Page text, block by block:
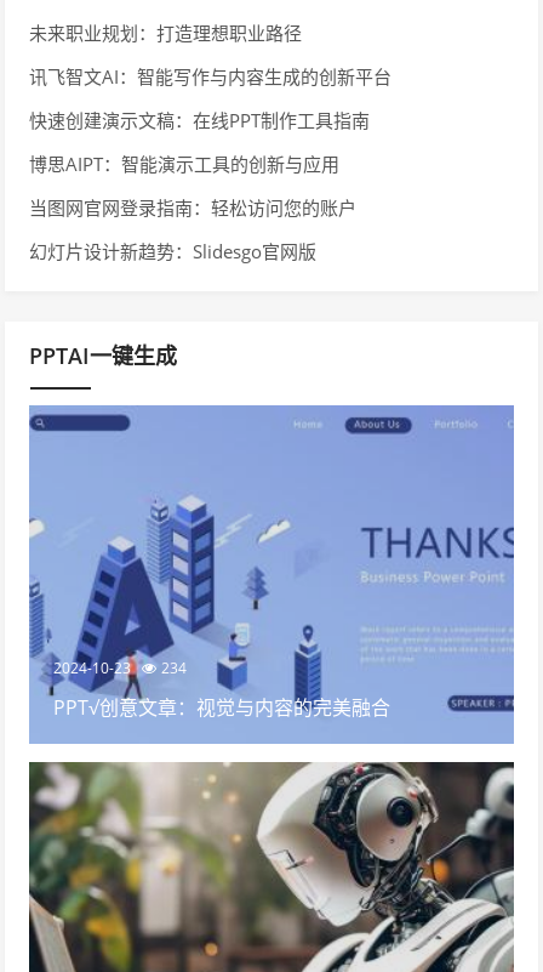
未来职业规划：打造理想职业路径
讯飞智文AI：智能写作与内容生成的创新平台
快速创建演示文稿：在线PPT制作工具指南
博思AIPT：智能演示工具的创新与应用
当图网官网登录指南：轻松访问您的账户
幻灯片设计新趋势：Slidesgo官网版
PPTAI一键生成
2024-10-23 234
PPT√创意文章：视觉与内容的完美融合